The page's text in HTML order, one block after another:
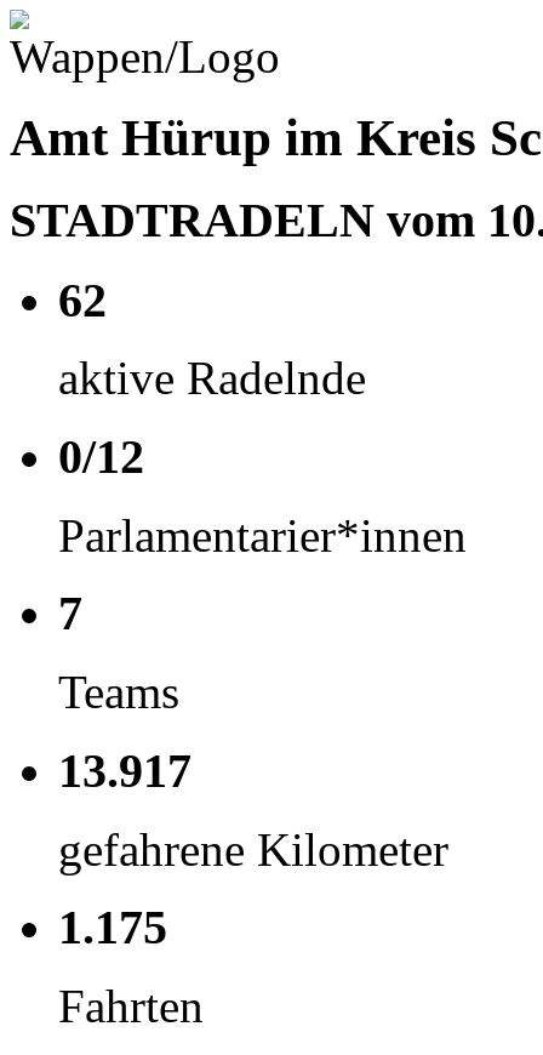
Amt Hürup im Kreis
STADTRADELN vom
62
aktive Radelnde
0/12
Parlamentarier*innen
7
Teams
13.917
gefahrene Kilometer
1.175
Fahrten